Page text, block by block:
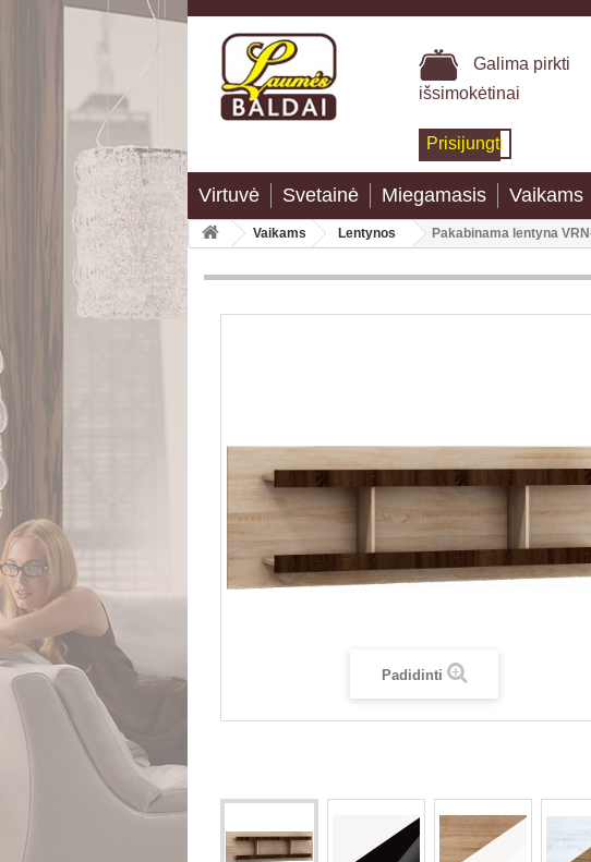
Galima pirkti
išsimokėtinai
Prisijungti
Virtuvė Svetainė Miegamasis Vaikams
Vaikams Lentynos Pakabinama lentyna
Padidinti